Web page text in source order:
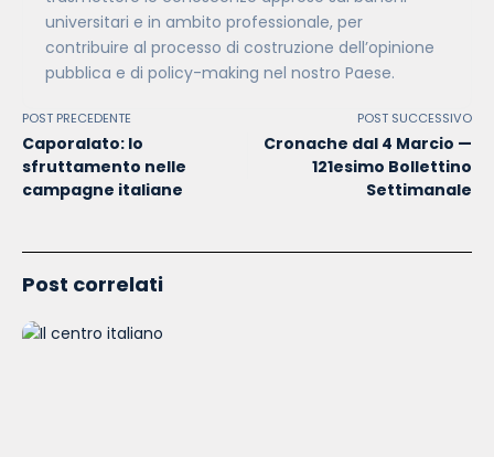
universitari e in ambito professionale, per
contribuire al processo di costruzione dell’opinione
pubblica e di policy-making nel nostro Paese.
POST PRECEDENTE
Caporalato: lo
sfruttamento nelle
campagne italiane
POST SUCCESSIVO
Cronache dal 4 Marcio —
121esimo Bollettino
Settimanale
Post correlati